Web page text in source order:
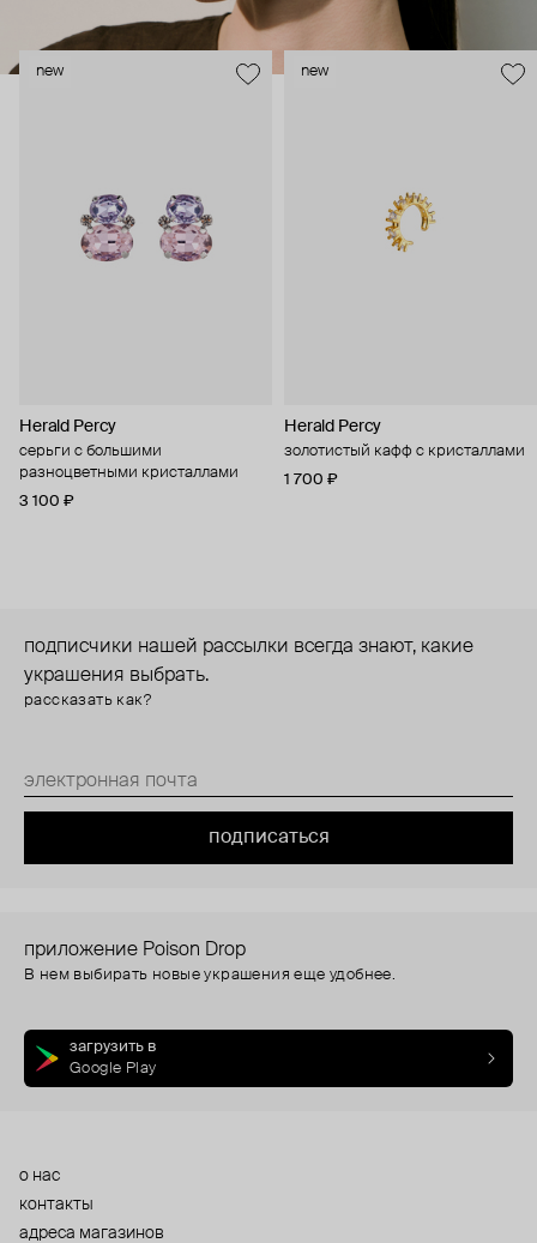
new
Herald Percy
серьги с большими
разноцветными кристаллами
3 100 ₽
new
Herald Percy
золотистый кафф с кристаллами
1 700 ₽
подписчики нашей рассылки всегда знают, какие
украшения выбрать.
рассказать как?
подписаться
приложение Poison Drop
В нем выбирать новые украшения еще удобнее.
загрузить в
Google Play
о нас
контакты
адреса магазинов